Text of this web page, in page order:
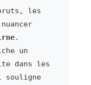
les
.
un
dans les
souligne